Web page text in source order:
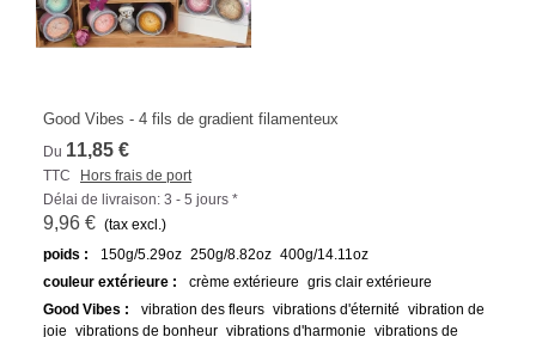
Good Vibes - 4 fils de gradient filamenteux
Du 11,85 €
TTC
Hors frais de port
Délai de livraison: 3 - 5 jours *
9,96 € (tax excl.)
poids :
150g/5.29oz 250g/8.82oz 400g/14.11oz
couleur extérieure :
crème extérieure gris clair extérieure
Good Vibes :
vibration des fleurs vibrations d'éternité vibration de
joie vibrations de bonheur vibrations d'harmonie vibrations de